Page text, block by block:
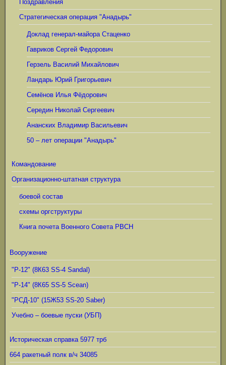
Поздравления
Стратегическая операция "Анадырь"
Доклад генерал-майора Стаценко
Гавриков Сергей Федорович
Герзель Василий Михайлович
Ландарь Юрий Григорьевич
Семёнов Илья Фёдорович
Середин Николай Сергеевич
Ананских Владимир Васильевич
50 – лет операции "Анадырь"
Командование
Организационно-штатная структура
боевой состав
схемы оргструктуры
Книга почета Военного Совета РВСН
Вооружение
"Р-12" (8К63 SS-4 Sandal)
"Р-14" (8К65 SS-5 Scean)
"РСД-10" (15Ж53 SS-20 Saber)
Учебно – боевые пуски (УБП)
Историческая справка 5977 трб
664 ракетный полк в/ч 34085